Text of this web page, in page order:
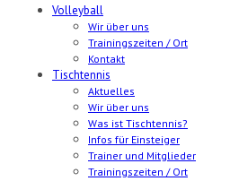
Volleyball
Wir über uns
Trainingszeiten / Ort
Kontakt
Tischtennis
Aktuelles
Wir über uns
Was ist Tischtennis?
Infos für Einsteiger
Trainer und Mitglieder
Trainingszeiten / Ort